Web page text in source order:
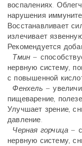
воспалениях.
нарушения
Восстанавливает
излечивает
Рекомендуется
Тмин –
нервную систему,
с повышенной
Фенхель –
пищеварение,
Улучшает зрение,
давление.
Черная горчица –
нервную систему,